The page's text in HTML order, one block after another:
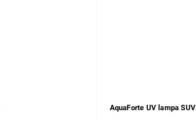
AquaForte UV lampa